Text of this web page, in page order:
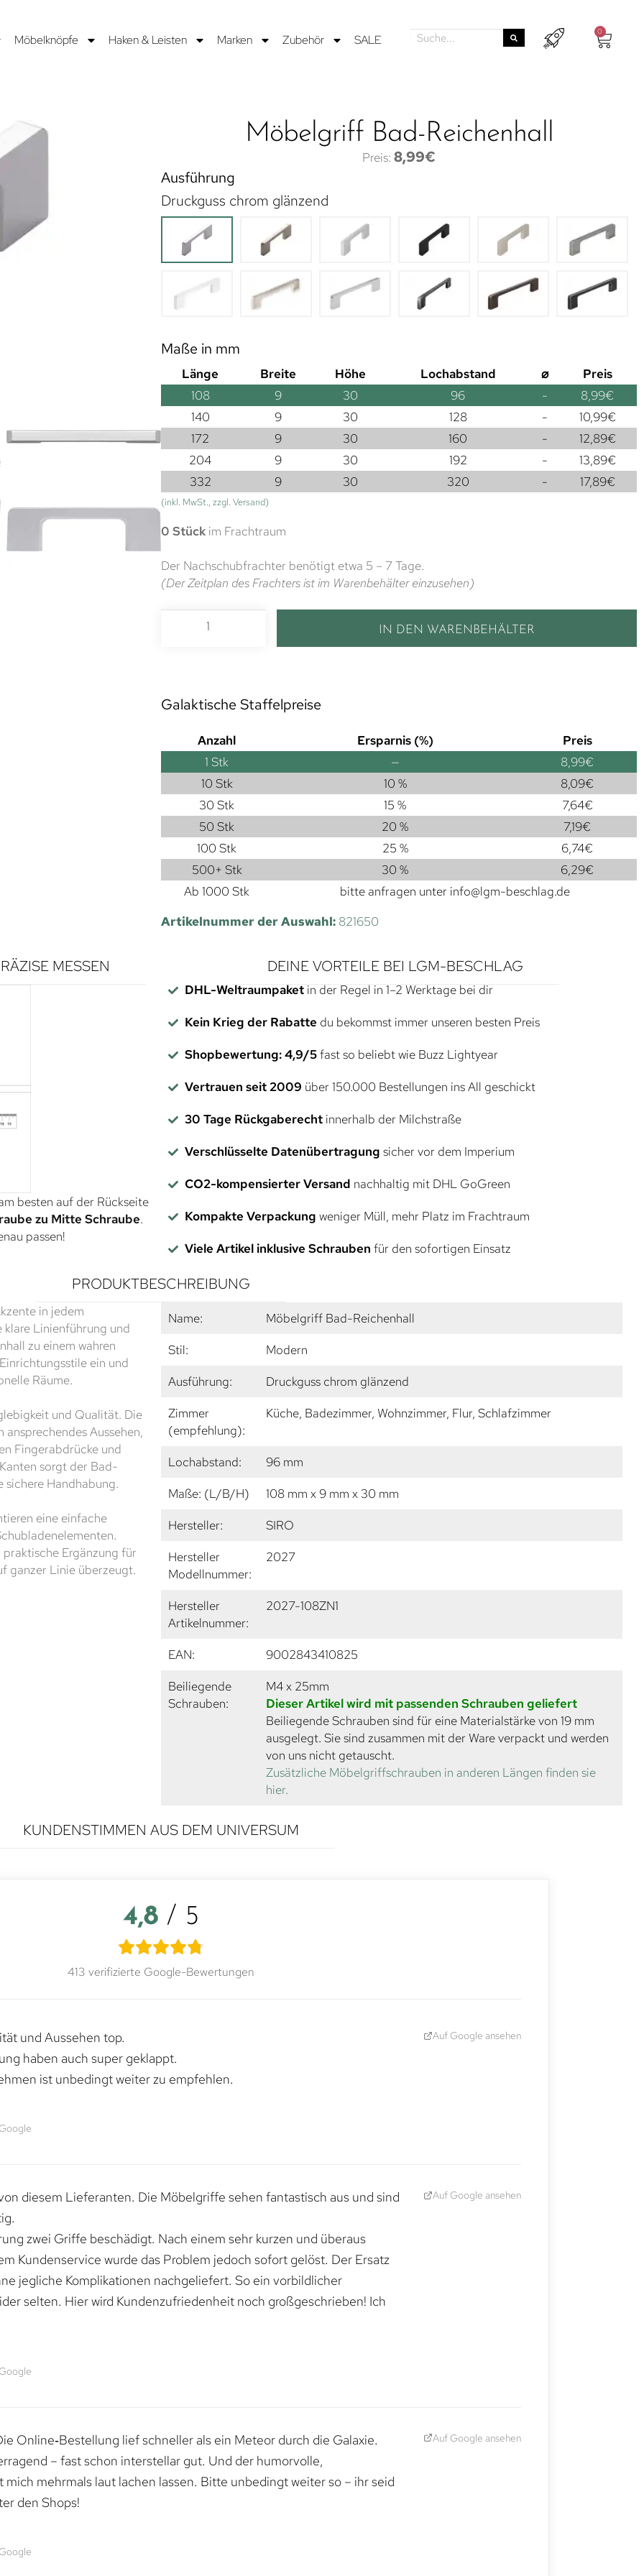
Möbelknöpfe Haken & Leisten Marken Zubehör SALE
0
Möbelgriff Bad-Reichenhall
8,99€
Ausführung
Druckguss chrom glänzend
Maße in mm
Länge Breite Höhe Lochabstand ⌀
Preis
108
9 30 96 - 8,99€
140
9 30 128 - 10,99€
172
9 30 160 - 12,89€
204
9 30 192 - 13,89€
332
9 30 320 - 17,89€
(inkl. MwSt., zzgl. Versand)
0 Stück im Frachtraum
Der Nachschubfrachter benötigt etwa 5 – 7 Tage.
(Der Zeitplan des Frachters ist im Warenbehälter einzusehen)
IN DEN WARENBEHÄLTER
Galaktische Staffelpreise
Anzahl Ersparnis (%)
Preis
1 Stk — 8,99€
10 Stk
10 % 8,09€
30 Stk
15 % 7,64€
50 Stk
20 % 7,19€
100 Stk
25 % 6,74€
500+ Stk
30 % 6,29€
Ab 1000 Stk
bitte anfragen unter info@lgm-beschlag.de
Artikelnummer der Auswahl: 821650
MESSEN
besten auf der Rückseite
zu Mitte Schraube.
passen!
DEINE VORTEILE BEI LGM-BESCHLAG
DHL-Weltraumpaketin der Regel in 1–2 Werktage bei dir
Kein Krieg der Rabatte du bekommst immer unseren besten Preis
Shopbewertung: 4,9/5fast so beliebt wie Buzz Lightyear
Vertrauen seit 2009 über 150.000 Bestellungen ins All geschickt
30 Tage Rückgaberechtinnerhalb der Milchstraße
Verschlüsselte Datenübertragung sicher vor dem Imperium
CO2-kompensierter Versand nachhaltig mit DHL GoGreen
Kompakte Verpackung weniger Müll, mehr Platz im Frachtraum
Viele Artikel inklusive Schrauben für den sofortigen Einsatz
PRODUKTBESCHREIBUNG
in jedem
Linienführung und
zu einem wahren
ein und
Räume.
und Qualität. Die
Aussehen,
Fingerabdrücke und
sorgt der Bad-
Handhabung.
eine einfache
Ergänzung für
ganzer Linie überzeugt.
Name:
Möbelgriff Bad-Reichenhall
Stil:
Modern
Ausführung:
Druckguss chrom glänzend
Zimmer
(empfehlung):
Küche, Badezimmer, Wohnzimmer, Flur, Schlafzimmer
Lochabstand:
96 mm
Maße: (L/B/H)
108 mm x 9 mm x 30 mm
Hersteller:
SIRO
Hersteller
Modellnummer:
2027
Hersteller
Artikelnummer:
2027-108ZN1
EAN:
9002843410825
Beiliegende
Schrauben:
M4 x 25mm
Dieser Artikel wird mit passenden Schrauben geliefert
Beiliegende Schrauben sind für eine Materialstärke von 19 mm
ausgelegt. Sie sind zusammen mit der Ware verpackt und werden
von uns nicht getauscht.
Zusätzliche Möbelgriffschrauben in anderen Längen finden sie
hier.
KUNDENSTIMMEN AUS DEM UNIVERSUM
4,8 / 5
413 verifizierte Google-Bewertungen
und Aussehen top.
haben auch super geklappt.
ist unbedingt weiter zu empfehlen.
Auf Google ansehen
diesem Lieferanten. Die Möbelgriffe sehen fantastisch aus und sind
zwei Griffe beschädigt. Nach einem sehr kurzen und überaus
Kundenservice wurde das Problem jedoch sofort gelöst. Der Ersatz
jegliche Komplikationen nachgeliefert. So ein vorbildlicher
selten. Hier wird Kundenzufriedenheit noch großgeschrieben! Ich
Auf Google ansehen
Online‑Bestellung lief schneller als ein Meteor durch die Galaxie.
– fast schon interstellar gut. Und der humorvolle,
mich mehrmals laut lachen lassen. Bitte unbedingt weiter so – ihr seid
den Shops!
Auf Google ansehen